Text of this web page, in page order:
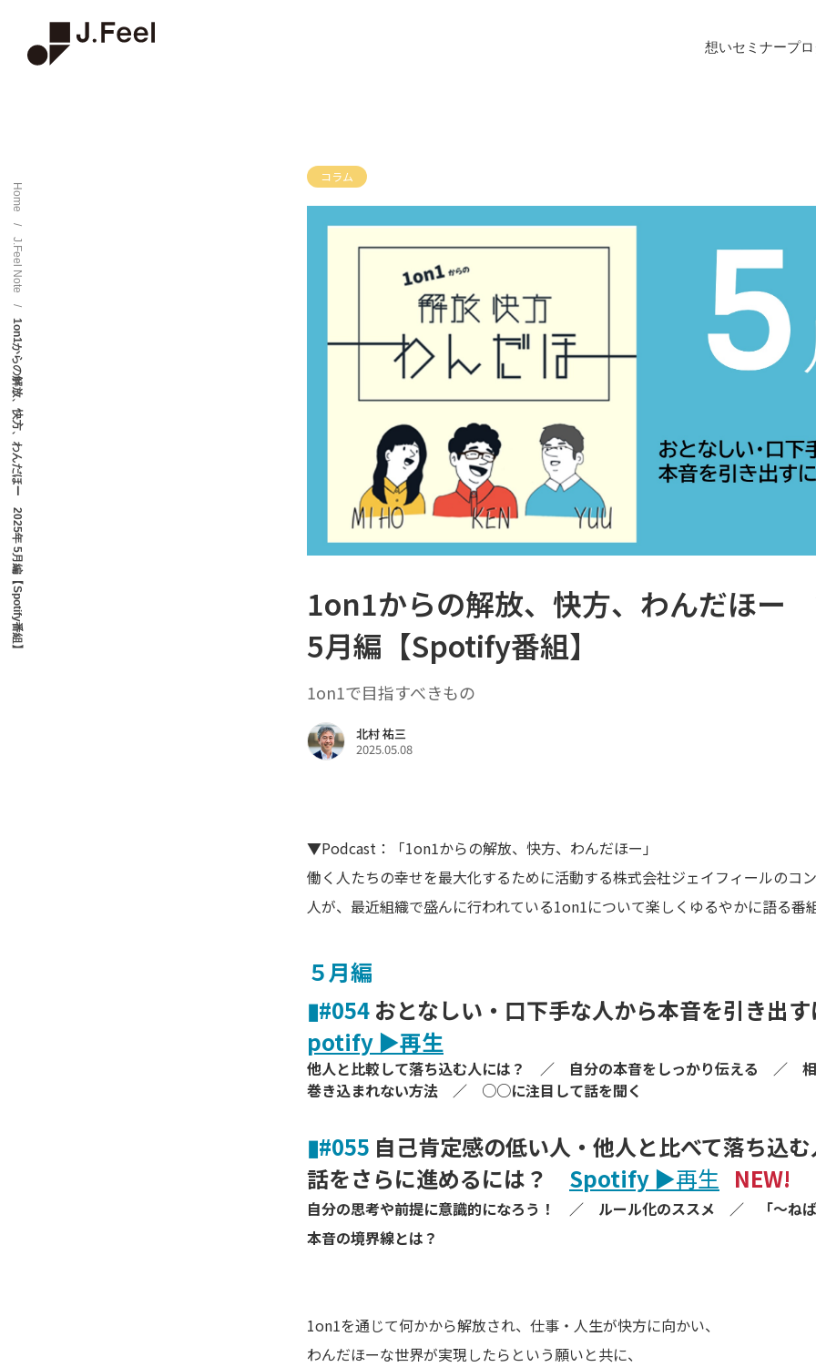
想いセミナープ
Home
/
J.Feel Note
/
1on1からの解放、快方、わんだほー 2025年 5月編【Spotify番組】
コラム
1on1からの解放、快方、わんだほー
5月編【Spotify番組】
1on1で目指すべきもの
北村 祐三
2025.05.08
▼Podcast：「1on1からの解放、快方、わんだほー」
働く人たちの幸せを最大化するために活動する株式会社ジェイフィールのコ
人が、最近組織で盛んに行われている1on1について楽しくゆるやかに語る番組
５月編
▮#054 おとなしい・口下手な人から本音を引き出
potify ▶再生
他人と比較して落ち込む人には？ ／ 自分の本音をしっかり伝える ／ 相
巻き込まれない方法 ／ ○○に注目して話を聞く
▮#055 自己肯定感の低い人・他人と比べて落ち込
話をさらに進めるには？
Spotify ▶再生 NEW!
自分の思考や前提に意識的になろう！ ／ ルール化のススメ ／ 「～ねば
本音の境界線とは？
1on1を通じて何かから解放され、仕事・人生が快方に向かい、
わんだほーな世界が実現したらという願いと共に、